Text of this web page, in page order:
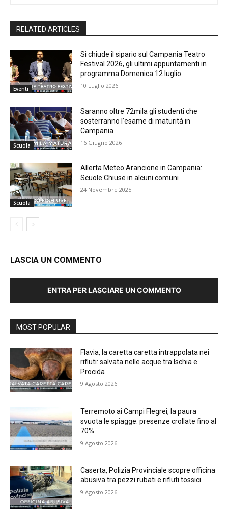
RELATED ARTICLES
Eventi
Si chiude il sipario sul Campania Teatro
Festival 2026, gli ultimi appuntamenti in
programma Domenica 12 luglio
10 Luglio 2026
Scuola
Saranno oltre 72mila gli studenti che
sosterranno l’esame di maturità in
Campania
16 Giugno 2026
Scuola
Allerta Meteo Arancione in Campania:
Scuole Chiuse in alcuni comuni
24 Novembre 2025
LASCIA UN COMMENTO
ENTRA PER LASCIARE UN COMMENTO
MOST POPULAR
Flavia, la caretta caretta intrappolata nei
rifiuti: salvata nelle acque tra Ischia e
Procida
9 Agosto 2026
Terremoto ai Campi Flegrei, la paura
svuota le spiagge: presenze crollate fino al
70%
9 Agosto 2026
Caserta, Polizia Provinciale scopre officina
abusiva tra pezzi rubati e rifiuti tossici
9 Agosto 2026